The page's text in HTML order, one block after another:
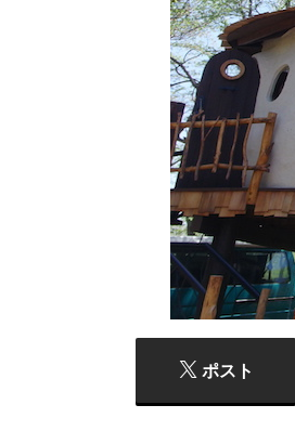
ポスト